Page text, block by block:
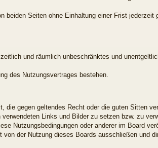
beiden Seiten ohne Einhaltung einer Frist jederzeit
und räumlich unbeschränktes und
des Nutzungsvertrages bestehen.
die gegen geltendes Recht oder die guten Sitten
Links und Bilder zu setzen bzw. zu
Nutzungsbedingungen oder anderer im Board
von der Nutzung dieses Boards ausschließen und